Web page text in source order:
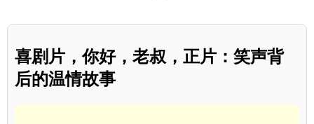
喜剧片，你好，老叔，正片：笑声背
后的温情故事